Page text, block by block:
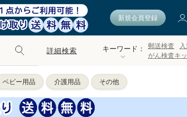
新規会員登録
詳細検索 キーワード： 郵送検査
がん検査キ
ベビー用品 介護用品 その他